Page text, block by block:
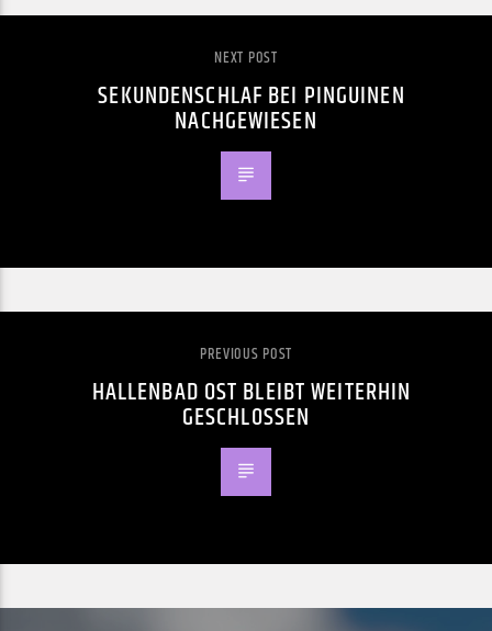
NEXT POST
SEKUNDENSCHLAF BEI PINGUINEN
NACHGEWIESEN
PREVIOUS POST
HALLENBAD OST BLEIBT WEITERHIN
GESCHLOSSEN